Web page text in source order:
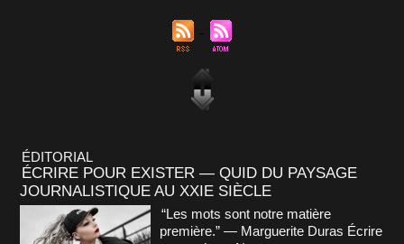
ÉDITORIAL
ÉCRIRE POUR EXISTER — QUID DU PAYSAGE
JOURNALISTIQUE AU XXIE SIÈCLE
“Les mots sont notre matière
première.” — Marguerite Duras Écrire